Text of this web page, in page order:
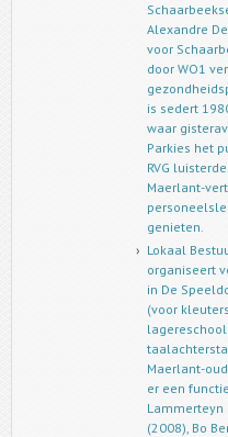
Alexandre
voor
door WO1
is sedert
waar
Parkies het
RVG
Maerlant-
genieten.
Lokaal
organiseert
in De
(voor
Maerlant-
er een
Lammerteyn
(2008), Bo